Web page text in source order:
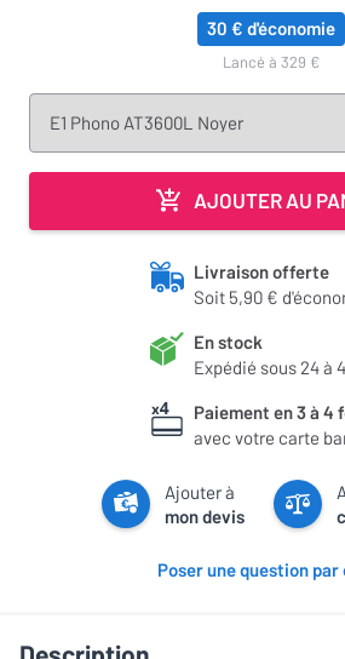
30 € d'économie
lancé à 329 €
AJOUTER AU
Livraison offerte
Soit 5,90 €
En stock
Expédié sous 24 à
Paiement en 3 à 4
avec votre carte
Ajouter à
mon devis
Poser une question par
Description